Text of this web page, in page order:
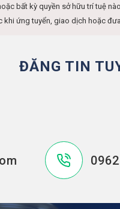
bất kỳ quyền sở hữu trí tuệ
ứng tuyển, giao dịch hoặc
ĐĂNG TIN